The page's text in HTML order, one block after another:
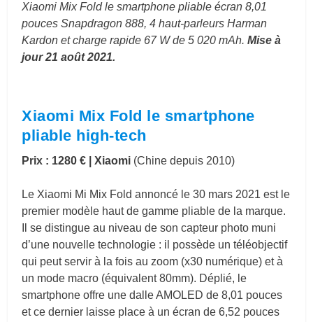
Xiaomi Mix Fold le smartphone pliable écran 8,01
pouces Snapdragon 888, 4 haut-parleurs Harman
Kardon et charge rapide 67 W de 5 020 mAh.Mise à
jour 21 août 2021.
Xiaomi Mix Fold le smartphone
pliable high-tech
Prix : 1280 € | Xiaomi (Chine depuis 2010)
Le Xiaomi Mi Mix Fold annoncé le 30 mars 2021 est le
premier modèle haut de gamme pliable de la marque.
Il se distingue au niveau de son capteur photo muni
d’une nouvelle technologie : il possède un téléobjectif
qui peut servir à la fois au zoom (x30 numérique) et à
un mode macro (équivalent 80mm). Déplié, le
smartphone offre une dalle AMOLED de 8,01 pouces
et ce dernier laisse place à un écran de 6,52 pouces